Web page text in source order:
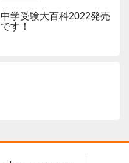
中学受験大百科2022発売
です！